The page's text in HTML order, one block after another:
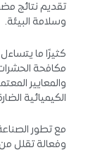
تقديم نتائج
وسلامة البيئة.
كثيرًا ما
مكافحة
والمعايير
الكيميائية
مع تطور
وفعالة تقلل من